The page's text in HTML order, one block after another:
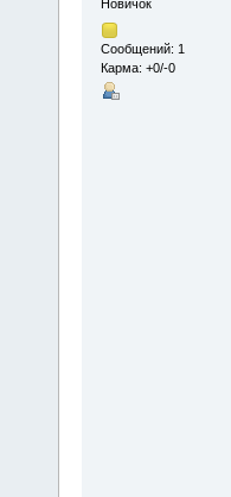
Новичок
Сообщений: 1
Карма: +0/-0